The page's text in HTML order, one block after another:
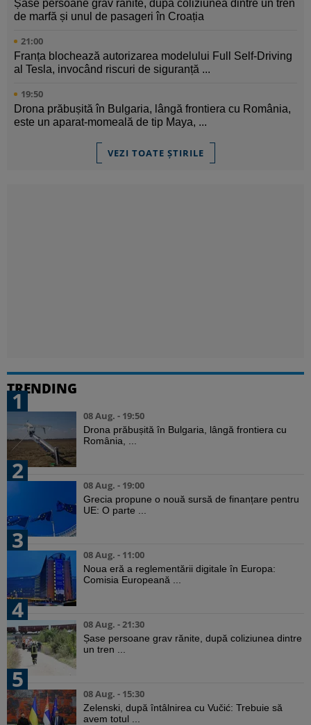
Șase persoane grav rănite, după coliziunea dintre un tren
de marfă și unul de pasageri în Croația
21:00
Franța blochează autorizarea modelului Full Self-Driving
al Tesla, invocând riscuri de siguranță ...
19:50
Drona prăbușită în Bulgaria, lângă frontiera cu România,
este un aparat-momeală de tip Maya, ...
VEZI TOATE ȘTIRILE
TRENDING
1
08 Aug. - 19:50
Drona prăbușită în Bulgaria, lângă frontiera cu
România, ...
2
08 Aug. - 19:00
Grecia propune o nouă sursă de finanțare pentru
UE: O parte ...
3
08 Aug. - 11:00
Noua eră a reglementării digitale în Europa:
Comisia Europeană ...
4
08 Aug. - 21:30
Șase persoane grav rănite, după coliziunea dintre
un tren ...
5
08 Aug. - 15:30
Zelenski, după întâlnirea cu Vučić: Trebuie să
avem totul ...